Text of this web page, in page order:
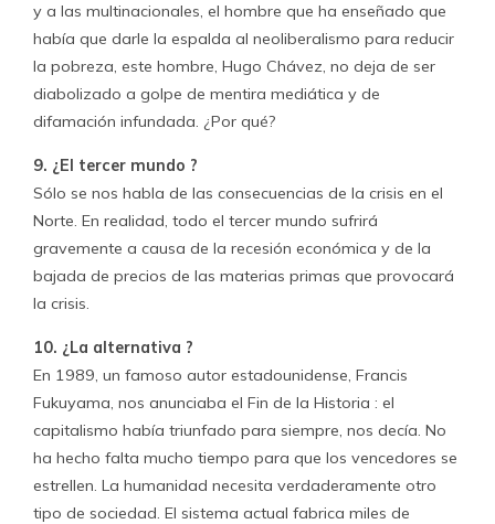
y a las multinacionales, el hombre que ha enseñado que
había que darle la espalda al neoliberalismo para reducir
la pobreza, este hombre, Hugo Chávez, no deja de ser
diabolizado a golpe de mentira mediática y de
difamación infundada. ¿Por qué?
9. ¿El tercer mundo ?
Sólo se nos habla de las consecuencias de la crisis en el
Norte. En realidad, todo el tercer mundo sufrirá
gravemente a causa de la recesión económica y de la
bajada de precios de las materias primas que provocará
la crisis.
10. ¿La alternativa ?
En 1989, un famoso autor estadounidense, Francis
Fukuyama, nos anunciaba el Fin de la Historia : el
capitalismo había triunfado para siempre, nos decía. No
ha hecho falta mucho tiempo para que los vencedores se
estrellen. La humanidad necesita verdaderamente otro
tipo de sociedad. El sistema actual fabrica miles de